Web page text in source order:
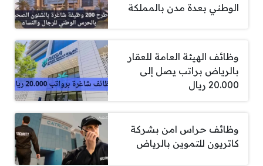
الوطني بعدة مدن بالمملكة
وظائف الهيئة العامة للعقار
بالرياض براتب يصل إلى
20.000 ريال
وظائف حراس امن بشركة
كاتريون للتموين بالرياض